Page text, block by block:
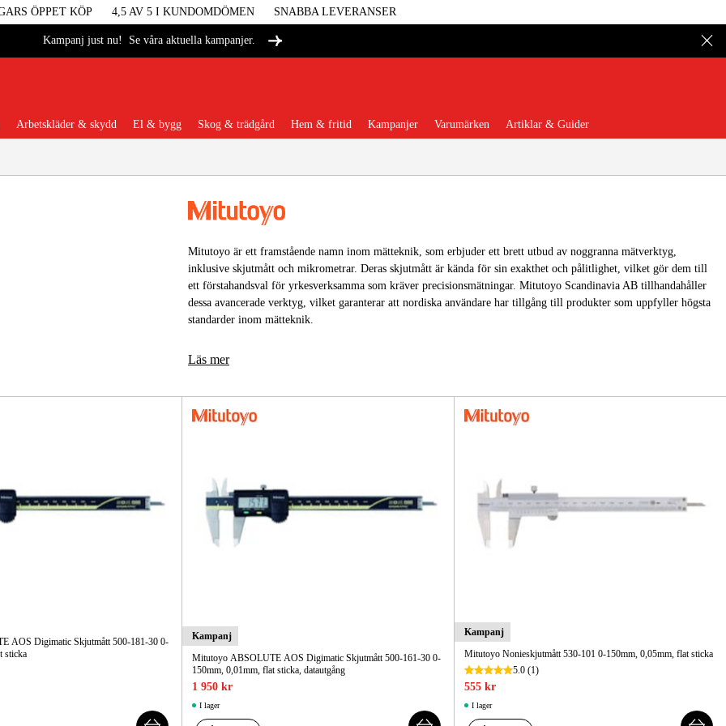
ÖPPET KÖP 4,5 AV 5 I KUNDOMDÖMEN SNABBA LEVERANSER
Kampanj just nu! Se våra aktuella kampanjer.
Maskiner & Verktyg Garage & Verkstad
Maskintillbehör & Förbrukning
Skog & Trädgård Hem & Fritid Kampanjer
Arbetskläder & skydd El & bygg Skog & trädgård Hem & fritid Kampanjer Varumärken Artiklar & Guider
Mitutoyo är ett framstående namn inom mätteknik, som erbjuder ett brett utbud av noggranna mätverktyg,
inklusive skjutmått och mikrometrar. Deras skjutmått är kända för sin exakthet och pålitlighet, vilket gör dem till
ett förstahandsval för yrkesverksamma som kräver precisionsmätningar. Mitutoyo Scandinavia AB tillhandahåller
dessa avancerade verktyg, vilket garanterar att nordiska användare har tillgång till produkter som uppfyller högsta
standarder inom mätteknik.
Läs mer
AOS Digimatic Skjutmått 500-181-30 0-
sticka
Kampanj
Mitutoyo ABSOLUTE AOS Digimatic Skjutmått 500-161-30 0-
150mm, 0,01mm, flat sticka, datautgång
1 950 kr
I lager
Kampanj
Mitutoyo Nonieskjutmått 530-101 0-150mm, 0,05mm, flat sticka
5.0(1)
555 kr
I lager